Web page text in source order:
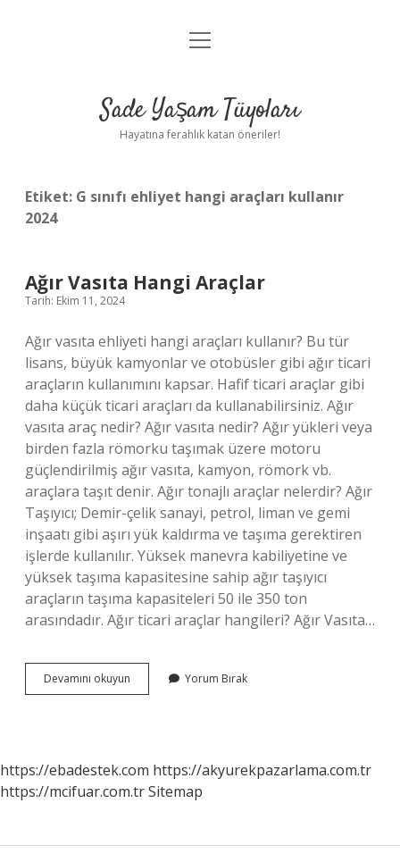
Anasayfa
Yasal Uyarı
menüyü
Sade Yaşam Tüyoları
Hayatına ferahlık katan öneriler!
Etiket: G sınıfı ehliyet hangi araçları kullanır
2024
Ağır Vasıta Hangi Araçlar
Tarih: Ekim 11, 2024
Ağır vasıta ehliyeti hangi araçları kullanır? Bu tür
lisans, büyük kamyonlar ve otobüsler gibi ağır ticari
araçların kullanımını kapsar. Hafif ticari araçlar gibi
daha küçük ticari araçları da kullanabilirsiniz. Ağır
vasıta araç nedir? Ağır vasıta nedir? Ağır yükleri veya
birden fazla römorku taşımak üzere motoru
güçlendirilmiş ağır vasıta, kamyon, römork vb.
araçlara taşıt denir. Ağır tonajlı araçlar nelerdir? Ağır
Taşıyıcı; Demir-çelik sanayi, petrol, liman ve gemi
inşaatı gibi aşırı yük kaldırma ve taşıma gerektiren
işlerde kullanılır. Yüksek manevra kabiliyetine ve
yüksek taşıma kapasitesine sahip ağır taşıyıcı
araçların taşıma kapasiteleri 50 ile 350 ton
arasındadır. Ağır ticari araçlar hangileri? Ağır Vasıta…
Devamını okuyun
Vasıta
Yorum Bırak
https://ebadestek.com https://akyurekpazarlama.com.tr
https://mcifuar.com.trSitemap